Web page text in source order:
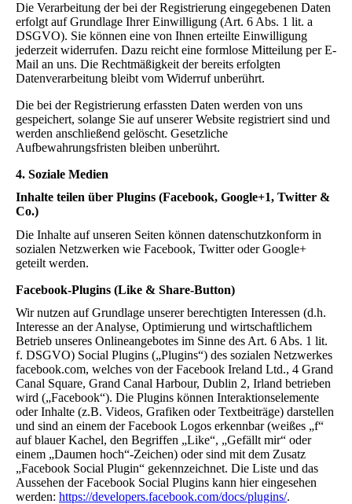
Die Verarbeitung der bei der Registrierung eingegebenen Daten
erfolgt auf Grundlage Ihrer Einwilligung (Art. 6 Abs. 1 lit. a
DSGVO). Sie können eine von Ihnen erteilte Einwilligung
jederzeit widerrufen. Dazu reicht eine formlose Mitteilung per E-
Mail an uns. Die Rechtmäßigkeit der bereits erfolgten
Datenverarbeitung bleibt vom Widerruf unberührt.
Die bei der Registrierung erfassten Daten werden von uns
gespeichert, solange Sie auf unserer Website registriert sind und
werden anschließend gelöscht. Gesetzliche
Aufbewahrungsfristen bleiben unberührt.
4. Soziale Medien
Inhalte teilen über Plugins (Facebook, Google+1, Twitter &
Co.)
Die Inhalte auf unseren Seiten können datenschutzkonform in
sozialen Netzwerken wie Facebook, Twitter oder Google+
geteilt werden.
Facebook-Plugins (Like & Share-Button)
Wir nutzen auf Grundlage unserer berechtigten Interessen (d.h.
Interesse an der Analyse, Optimierung und wirtschaftlichem
Betrieb unseres Onlineangebotes im Sinne des Art. 6 Abs. 1 lit.
f. DSGVO) Social Plugins („Plugins“) des sozialen Netzwerkes
facebook.com, welches von der Facebook Ireland Ltd., 4 Grand
Canal Square, Grand Canal Harbour, Dublin 2, Irland betrieben
wird („Facebook“). Die Plugins können Interaktionselemente
oder Inhalte (z.B. Videos, Grafiken oder Textbeiträge) darstellen
und sind an einem der Facebook Logos erkennbar (weißes „f“
auf blauer Kachel, den Begriffen „Like“, „Gefällt mir“ oder
einem „Daumen hoch“-Zeichen) oder sind mit dem Zusatz
„Facebook Social Plugin“ gekennzeichnet. Die Liste und das
Aussehen der Facebook Social Plugins kann hier eingesehen
werden: https://developers.facebook.com/docs/plugins/.